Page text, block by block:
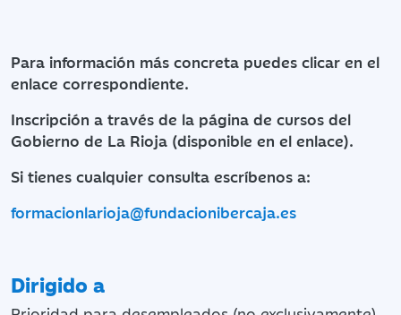
Para información más concreta puedes clicar en el
enlace correspondiente.
Inscripción a través de la página de cursos del
Gobierno de La Rioja (disponible en el enlace).
Si tienes cualquier consulta escríbenos a:
formacionlarioja@fundacionibercaja.es
Dirigido a